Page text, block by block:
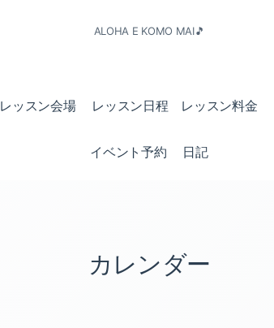
ALOHA E KOMO MAI🎵
レッスン会場 レッスン日程 レッスン料金
イベント予約 日記
カレンダー